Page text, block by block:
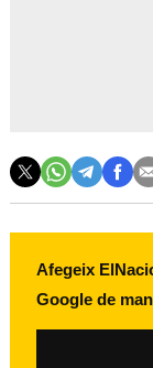
Afegeix
Google de